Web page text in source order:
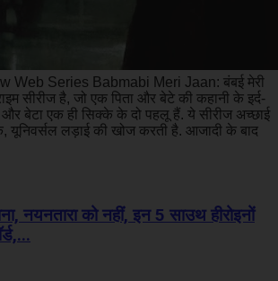
Web Series Babmabi Meri Jaan: बंबई मेरी
सीरीज है, जो एक पिता और बेटे की कहानी के इर्द-
और बेटा एक ही सिक्के के दो पहलू हैं. ये सीरीज अच्छाई
यूनिवर्सल लड़ाई की खोज करती है. आजादी के बाद
नयनतारा को नहीं, इन 5 साउथ हीरोइनों